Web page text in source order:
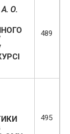
А. О.
489
495